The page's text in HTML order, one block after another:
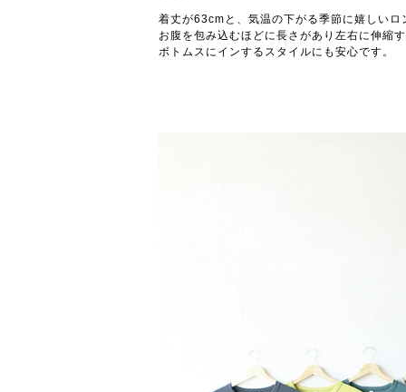
着丈が63cmと、気温の下がる季節に嬉しいロ
お腹を包み込むほどに長さがあり左右に伸縮
ボトムスにインするスタイルにも安心です。